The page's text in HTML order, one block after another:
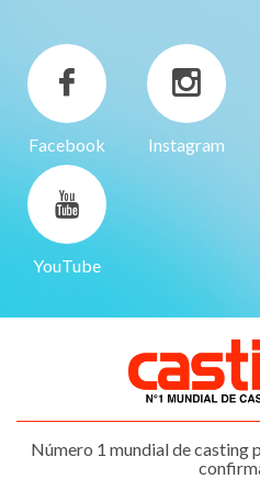
Facebook Instagram
YouTube
Número 1 mundial de casting